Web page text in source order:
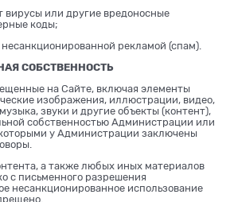
вирусы или другие вредоносные
коды;
несанкционированной рекламой (спам).
СОБСТВЕННОСТЬ
на Сайте, включая элементы
изображения, иллюстрации, видео,
звуки и другие объекты (контент),
собственностью Администрации или
у Администрации заключены
а также любых иных материалов
с письменного разрешения
несанкционированное использование